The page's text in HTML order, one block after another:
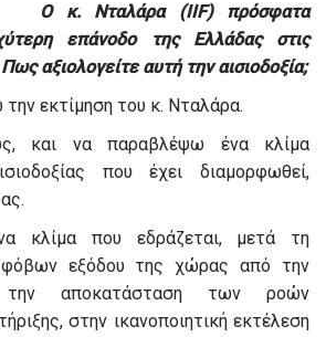
Ο κ. Νταλάρα (IIF) πρόσφατα
επάνοδο της Ελλάδας στις
αξιολογείτε αυτή την αισιοδοξία;
εκτίμηση του κ. Νταλάρα.
και να παραβλέψω ένα κλίμα
που έχει διαμορφωθεί,
κλίμα που εδράζεται, μετά τη
εξόδου της χώρας από την
αποκατάσταση των ροών
στην ικανοποιητική εκτέλεση